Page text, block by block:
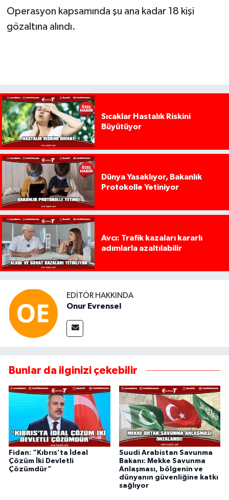
Operasyon kapsamında şu ana kadar 18 kişi
gözaltına alındı.
Sıcaklar Hastalık Riskini
Büyütüyor
Dünya Yasaklıyor, Bakanlık
Protokolle Yetiniyor
Avcı: Trafik kazaları kararlı
adımlarla azaltılabilir
EDITÖR HAKKINDA
Onur Evrensel
Bunlar da ilginizi çekebilir
Fidan: “Kıbrıs’ta İdeal
Çözüm İki Devletli
Çözümdür”
Suudi Arabistan Savunma
Bakanı: Mekke Savunma
Anlaşması, bölgenin ve
dünyanın güvenliğine katkı
sağlıyor